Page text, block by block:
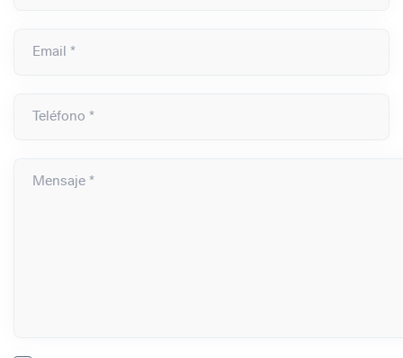
Email *
Teléfono *
Mensaje *